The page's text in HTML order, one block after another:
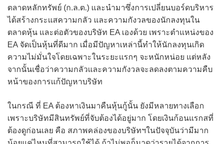
ตลาดหลักทรัพย์ (ก.ล.ต.) และนำมาซึ่งการเปลี่ยนบอร์ดบริหาร
ได้สร้างกระแสความกลัว และความกังวลของนักลงทุนใน
ตลาดหุ้น และต่อตัวของบริษัท EA เองด้วย เพราะตำแหน่งของ
EA จัดเป็นหุ้นที่ดีมาก เมื่อมีปัญหาเหล่านี้ทำให้นักลงทุนเกิด
ความไม่มั่นใจโดยเฉพาะในระยะแรกๆ จะหนักหน่อย แต่หลัง
จากนั้นเชื่อว่าความกลัวและความกังวลจะลดลงตามความคืบ
หน้าของการแก้ปัญหาบริษัท
ในกรณี ที่ EA ต้องหาเงินมาคืนหุ้นกู้นั้น ยังมีหลายทางเลือก
เพราะบริษัทมีสินทรัพย์ที่จับต้องได้อยู่มาก โดยเงินก้อนแรกสที่
ต้องดูก่อนเลย คือ สภาพคล่องของบริษัทฯในปัจจุบันว่ามีมาก